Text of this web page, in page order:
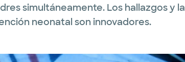
simultáneamente. Los hallazgos y la
neonatal son innovadores.